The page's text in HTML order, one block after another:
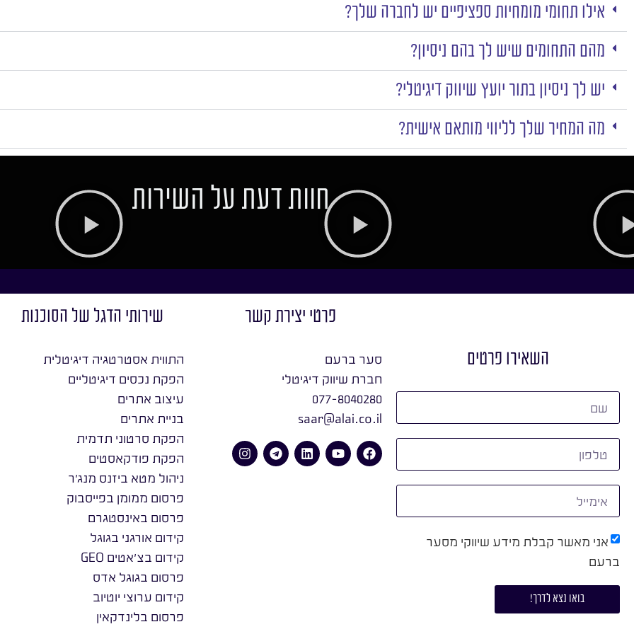
אילו תחומי מומחיות ספציפיים יש לחברה שלך?
מהם התחומים שיש לך בהם ניסיון?
יש לך ניסיון בתור יועץ שיווק דיגיטלי?
מה המחיר שלך לליווי מותאם אישית?
חוות דעת על השירות
השאירו פרטים
אני מאשר קבלת מידע שיווקי מסער
ברעם
בואו נצא לדרך!
פרטי יצירת קשר
סער ברעם
חברת שיווק דיגיטלי
077-8040280
saar@alai.co.il
שירותי הדגל של הסוכנות
התווית אסטרטגיה דיגיטלית
הפקת נכסים דיגיטליים
עיצוב אתרים
בניית אתרים
הפקת סרטוני תדמית
הפקת פודקאסטים
ניהול מטא ביזנס מנג׳ר
פרסום ממומן בפייסבוק
פרסום באינסטגרם
קידום אורגני בגוגל
קידום בצ׳אטים GEO
פרסום בגוגל אדס
קידום ערוצי יוטיוב
פרסום בלינדקאין